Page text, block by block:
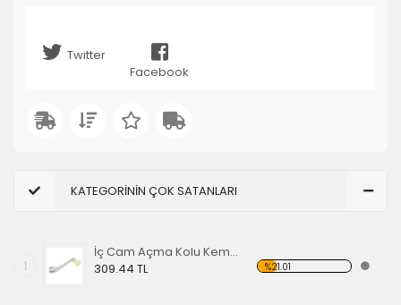
Twitter
Facebook
KATEGORİNİN ÇOK SATANLARI
1
İç Cam Açma Kolu Kemik Renk-56-67 EA
309.44 TL
%21.01